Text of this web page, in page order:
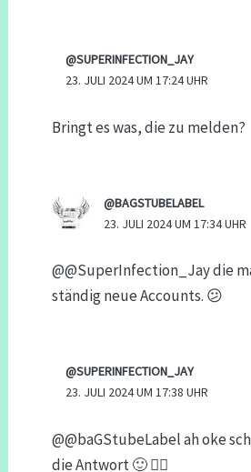
@SUPERINFECTION_JAY
23. JULI 2024 UM 17:24 UHR
Bringt es was, die zu melden?
@BAGSTUBELABEL
23. JULI 2024 UM 17:34 UHR
@@SuperInfection_Jay die
ständig neue Accounts. 😕
@SUPERINFECTION_JAY
23. JULI 2024 UM 17:38 UHR
@@baGStubeLabel ah oke
die Antwort 🙂 👍🏼